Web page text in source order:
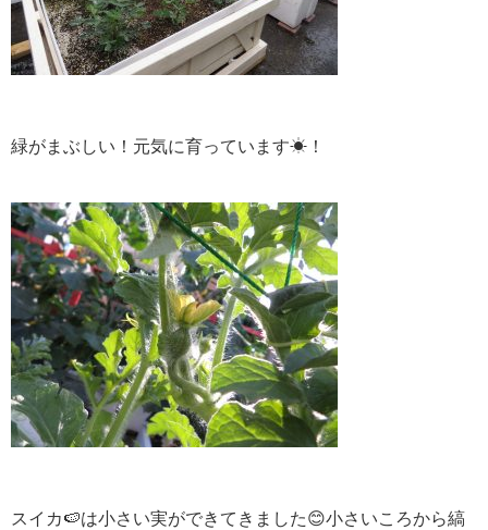
緑がまぶしい！元気に育っています☀！
スイカ🍉は小さい実ができてきました😊小さいころから縞